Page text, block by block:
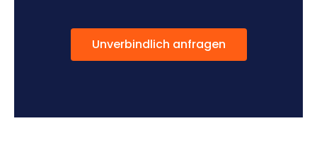
Unverbindlich anfragen